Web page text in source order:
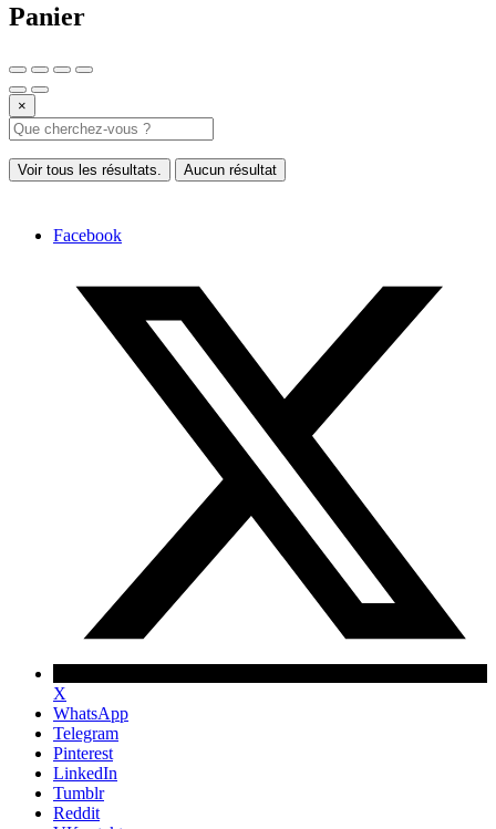
Panier
×
Voir tous les résultats. Aucun résultat
Facebook
X
WhatsApp
Telegram
Pinterest
LinkedIn
Tumblr
Reddit